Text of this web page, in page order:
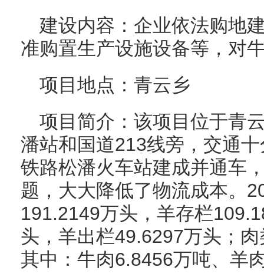
建设内容：企业依法购地
准购置生产设施设备等，对
项目地点：青云乡
项目简介：该项目位于青
潘站和国道213线旁，交通
铁路松潘火车站建成并通车
题，大大降低了物流成本。
191.2149万头，羊存栏
头，羊出栏49.6297万头；
其中：牛肉6.8456万吨、羊